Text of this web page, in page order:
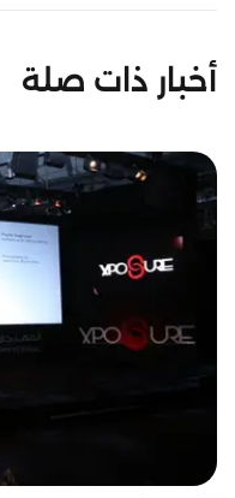
أخبار ذات صلة